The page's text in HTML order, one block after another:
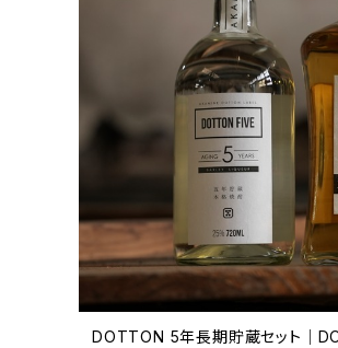
DOTTON 5年長期貯蔵セット｜